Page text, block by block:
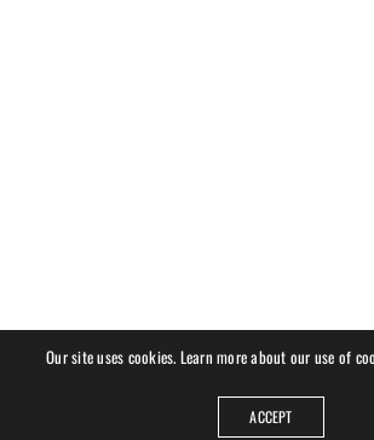
Our site uses cookies. Learn more about our use of
ACCEPT